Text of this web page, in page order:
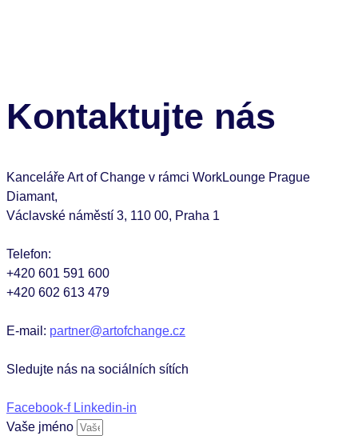
Kontaktujte nás
Kanceláře Art of Change v rámci WorkLounge Prague
Diamant,
Václavské náměstí 3, 110 00, Praha 1
Telefon:
+420 601 591 600
+420 602 613 479
E-mail: partner@artofchange.cz
Sledujte nás na sociálních sítích
Facebook-f Linkedin-in
Vaše jméno